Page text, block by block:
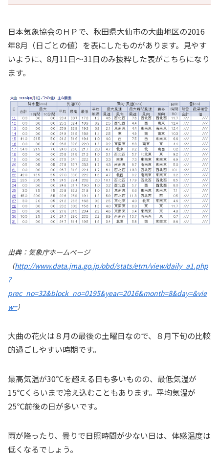
日本気象協会のＨＰで、秋田県大仙市の大曲地区の2016
年8月（日ごとの値）を表にしたものがあります。見やす
いように、8月11日～31日のみ抜粋した表がこちらになり
ます。
出典：気象庁ホームページ
（http://www.data.jma.go.jp/obd/stats/etrn/view/daily_a1.php
?
prec_no=32&block_no=0195&year=2016&month=8&day=&vie
w=）
大曲の花火は８月の最後の土曜日なので、８月下旬の比較
的過ごしやすい時期です。
最高気温が30℃を超える日も多いものの、最低気温が
15℃くらいまで冷え込むこともあります。平均気温が
25℃前後の日が多いです。
雨が降ったり、曇りで日照時間が少ない日は、体感温度は
低くなるでしょう。